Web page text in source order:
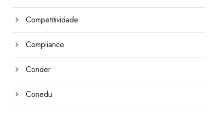
Competitividade
Compliance
Conder
Conedu